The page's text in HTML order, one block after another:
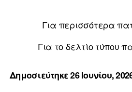
Για περισσότερα
Για το δελτίο τύπου
Δημοσιεύτηκε 26 Ιουνίου,